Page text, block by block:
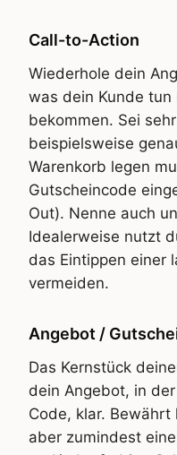
Call-to-Action
Wiederhole dein
was dein Kunde
bekommen. Sei
beispielsweise
Warenkorb legen
Gutscheincode
Out). Nenne auch
Idealerweise nutzt
das Eintippen einer
vermeiden.
Angebot /
Das Kernstück
dein Angebot, in
Code, klar.
aber zumindest